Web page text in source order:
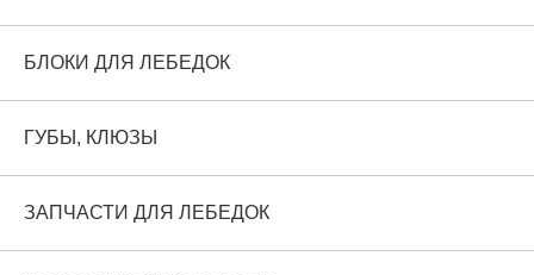
БЛОКИ ДЛЯ ЛЕБЕДОК
ГУБЫ, КЛЮЗЫ
ЗАПЧАСТИ ДЛЯ ЛЕБЕДОК